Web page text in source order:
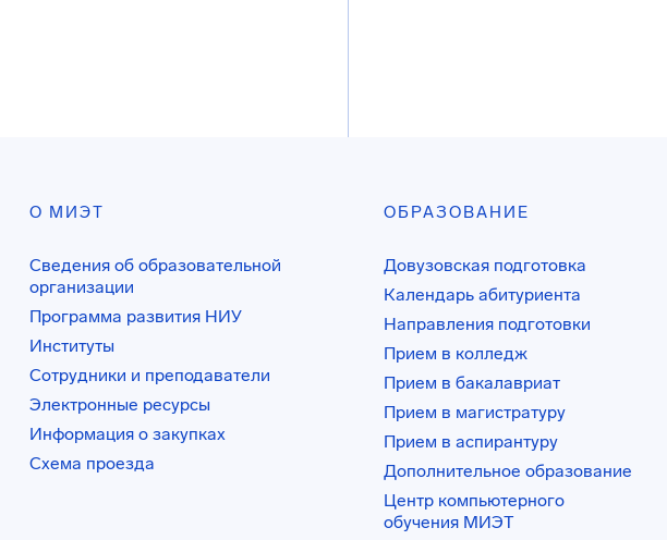
О МИЭТ
Сведения об образовательной
организации
Программа развития НИУ
Институты
Сотрудники и преподаватели
Электронные ресурсы
Информация о закупках
Схема проезда
ОБРАЗОВАНИЕ
Довузовская подготовка
Календарь абитуриента
Направления подготовки
Прием в колледж
Прием в бакалавриат
Прием в магистратуру
Прием в аспирантуру
Дополнительное образование
Центр компьютерного
обучения МИЭТ